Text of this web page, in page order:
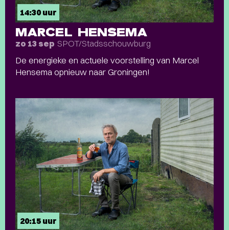
14:30 uur
MARCEL HENSEMA
zo 13 sep SPOT/Stadsschouwburg
De energieke en actuele voorstelling van Marcel
Hensema opnieuw naar Groningen!
20:15 uur